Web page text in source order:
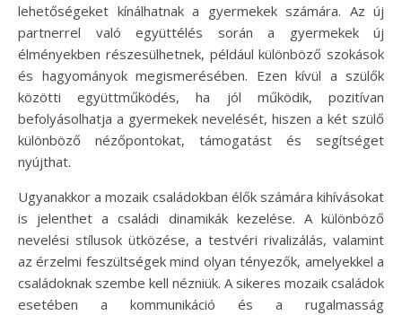
lehetőségeket kínálhatnak a gyermekek számára. Az új
partnerrel való együttélés során a gyermekek új
élményekben részesülhetnek, például különböző szokások
és hagyományok megismerésében. Ezen kívül a szülők
közötti együttműködés, ha jól működik, pozitívan
befolyásolhatja a gyermekek nevelését, hiszen a két szülő
különböző nézőpontokat, támogatást és segítséget
nyújthat.
Ugyanakkor a mozaik családokban élők számára kihívásokat
is jelenthet a családi dinamikák kezelése. A különböző
nevelési stílusok ütközése, a testvéri rivalizálás, valamint
az érzelmi feszültségek mind olyan tényezők, amelyekkel a
családoknak szembe kell nézniük. A sikeres mozaik családok
esetében a kommunikáció és a rugalmasság